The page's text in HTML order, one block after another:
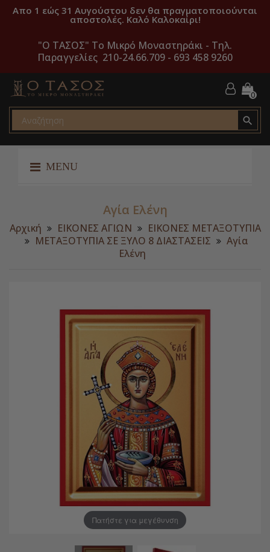
Απο 1 εώς 31 Αυγούστου δεν θα πραγματοποιούνται
αποστολές. Καλό Καλοκαίρι!
"O ΤΑΣΟΣ" Το Μικρό Μοναστηράκι - Τηλ.
Παραγγελίες 210-24.66.709 - 693 458 9260
0

MENU
Αγία Ελένη
Αρχική ΕΙΚΟΝΕΣ ΑΓΙΩΝ
ΕΙΚΟΝΕΣ ΜΕΤΑΞΟΤΥΠΙΑ
ΜΕΤΑΞΟΤΥΠΙΑ ΣΕ ΞΥΛΟ 8 ΔΙΑΣΤΑΣΕΙΣ
Αγία
Ελένη
Πατήστε για μεγέθυνση